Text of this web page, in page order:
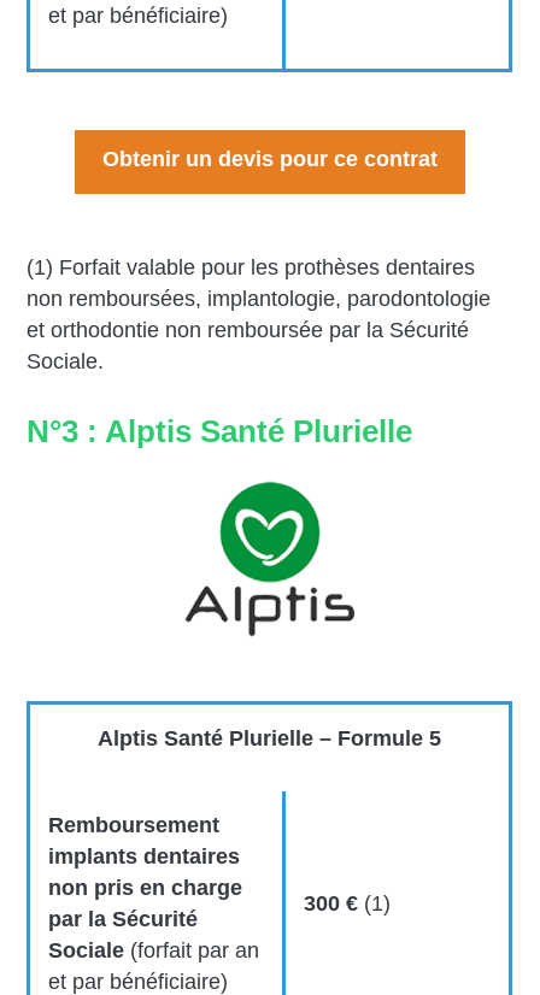
et par bénéficiaire)
Obtenir un devis pour ce contrat
(1) Forfait valable pour les prothèses dentaires
non remboursées, implantologie, parodontologie
et orthodontie non remboursée par la Sécurité
Sociale.
N°3 : Alptis Santé Plurielle
Alptis Santé Plurielle – Formule 5
Remboursement
implants dentaires
non pris en charge
par la Sécurité
Sociale (forfait par an
et par bénéficiaire)
300 € (1)